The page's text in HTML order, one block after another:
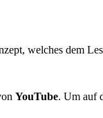
welches dem
YouTube. Um auf